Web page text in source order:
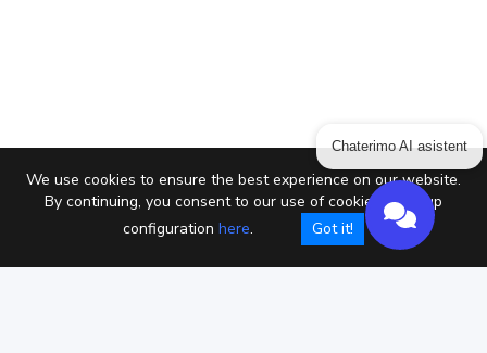
We use cookies to ensure the best experience on our website.
By continuing, you consent to our use of cookies or setup
configuration here. Got it!